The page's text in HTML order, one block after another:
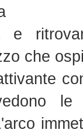
e
che
le